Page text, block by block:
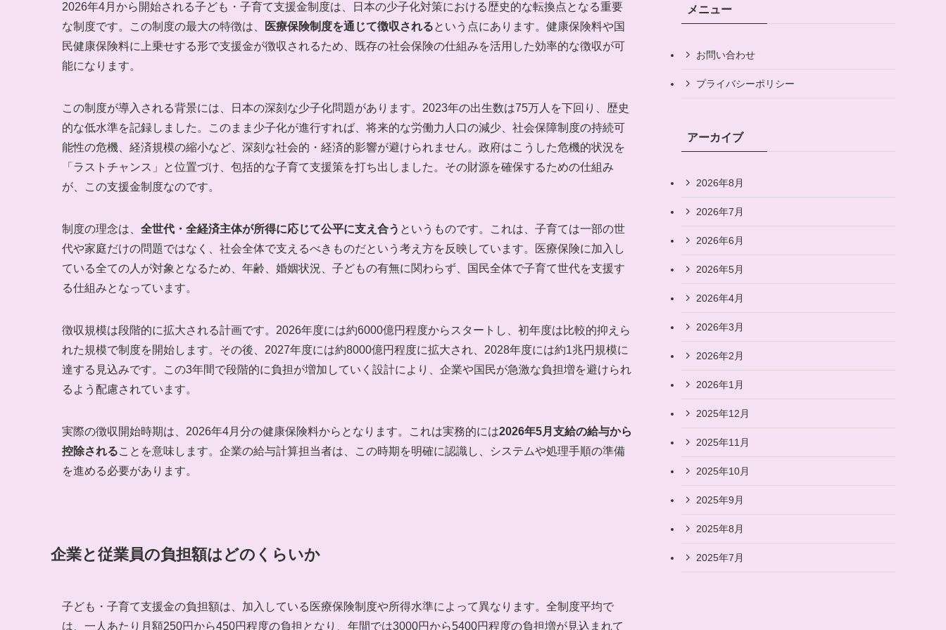
2026年4月から開始される子ども・子育て支援金制度は、日本の少子化対策における歴史的な転換点となる重要
な制度です。この制度の最大の特徴は、
医療保険制度を通じて徴収されるという点にあります。健康保険料や国
民健康保険料に上乗せする形で支援金が徴収されるため、既存の社会保険の仕組みを活用した効率的な徴収が可
能になります。
この制度が導入される背景には、日本の深刻な少子化問題があります。2023年の出生数は75万人を下回り、歴史
的な低水準を記録しました。このまま少子化が進行すれば、将来的な労働力人口の減少、社会保障制度の持続可
能性の危機、経済規模の縮小など、深刻な社会的・経済的影響が避けられません。政府はこうした危機的状況を
「ラストチャンス」と位置づけ、包括的な子育て支援策を打ち出しました。その財源を確保するための仕組み
が、この支援金制度なのです。
制度の理念は、 全世代・全経済主体が所得に応じて公平に支え合う というものです。これは、子育ては一部の世
代や家庭だけの問題ではなく、社会全体で支えるべきものだという考え方を反映しています。医療保険に加入し
ている全ての人が対象となるため、年齢、婚姻状況、子どもの有無に関わらず、国民全体で子育て世代を支援す
る仕組みとなっています。
徴収規模は段階的に拡大される計画です。2026年度には約6000億円程度からスタートし、初年度は比較的抑えら
れた規模で制度を開始します。その後、2027年度には約8000億円程度に拡大され、2028年度には約1兆円規模に
達する見込みです。この3年間で段階的に負担が増加していく設計により、企業や国民が急激な負担増を避けられ
るよう配慮されています。
実際の徴収開始時期は、2026年4月分の健康保険料からとなります。これは実務的には2026年5月支給の給与から
控除されることを意味します。企業の給与計算担当者は、この時期を明確に認識し、システムや処理手順の準備
を進める必要があります。
企業と従業員の負担額はどのくらいか
子ども・子育て支援金の負担額は、加入している医療保険制度や所得水準によって異なります。全制度平均で
は、一人あたり月額250円から450円程度の負担となり、年間では3000円から5400円程度の負担増が見込まれて
メニュー
お問い合わせ
プライバシーポリシー
アーカイブ
2026年8月
2026年7月
2026年6月
2026年5月
2026年4月
2026年3月
2026年2月
2026年1月
2025年12月
2025年11月
2025年10月
2025年9月
2025年8月
2025年7月